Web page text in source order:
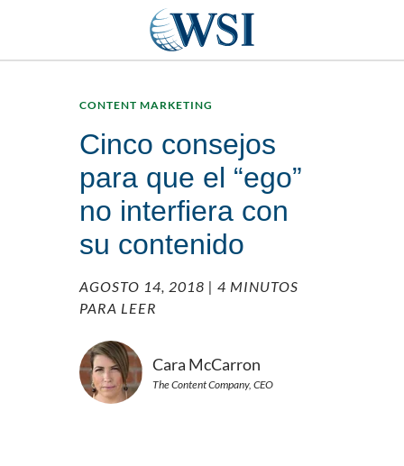
CONTENT MARKETING
Cinco consejos
para que el “ego”
no interfiera con
su contenido
AGOSTO 14, 2018 | 4 MINUTOS
PARA LEER
Cara McCarron
The Content Company, CEO